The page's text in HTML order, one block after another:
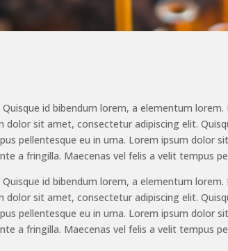
id bibendum lorem, a elementum
dolor sit amet, consectetur adipiscing elit.
pellentesque eu in urna. Lorem ipsum dolor
a fringilla. Maecenas vel felis a velit tempus
id bibendum lorem, a elementum
dolor sit amet, consectetur adipiscing elit.
pellentesque eu in urna. Lorem ipsum dolor
a fringilla. Maecenas vel felis a velit tempus